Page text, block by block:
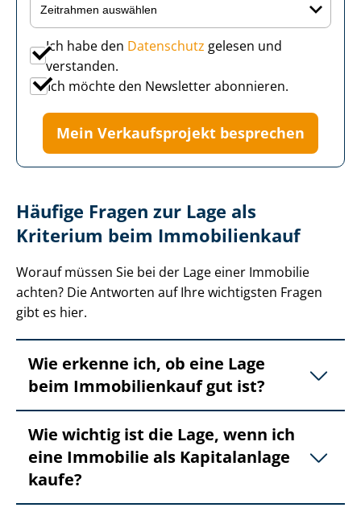
Ich habe den Datenschutz gelesen und
verstanden.
Ich möchte den Newsletter abonnieren.
Mein Verkaufsprojekt besprechen
Häufige Fragen zur Lage als
Kriterium beim Immobilienkauf
Worauf müssen Sie bei der Lage einer Immobilie
achten? Die Antworten auf Ihre wichtigsten Fragen
gibt es hier.
Wie erkenne ich, ob eine Lage
beim Immobilienkauf gut ist?
Wie wichtig ist die Lage, wenn ich
eine Immobilie als Kapitalanlage
kaufe?